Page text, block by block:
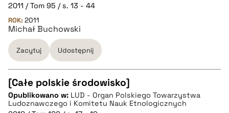
BIBTEX
pobierz cytat
2011 / Tom 95 / s. 13 - 44
ROK: 2011
Michał Buchowski
Zacytuj Udostępnij
CZYSTY TEKST
[Całe polskie środowisko]
Opublikowano w: LUD - Organ Polskiego Towarzystwa
Ludoznawczego i Komitetu Nauk Etnologicznych